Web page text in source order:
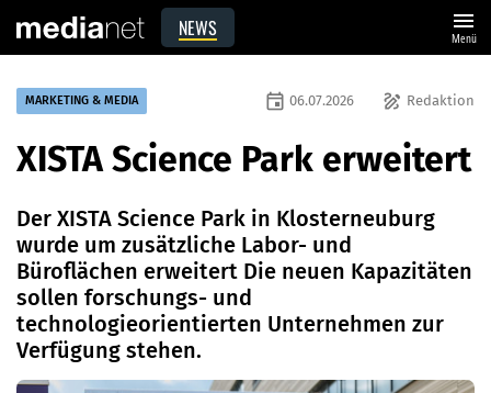
NEWS menu
Menü
MARKETING & MEDIA draw Redaktion
event 06.07.2026
XISTA Science Park erweitert
Der XISTA Science Park in Klosterneuburg
wurde um zusätzliche Labor- und
Büroflächen erweitert Die neuen Kapazitäten
sollen forschungs- und
technologieorientierten Unternehmen zur
Verfügung stehen.